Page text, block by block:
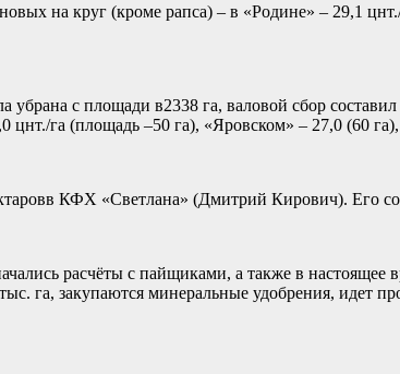
на круг (кроме рапса) – в «Родине» – 29,1
убрана с площади в2338 га, валовой сбор
га (площадь –50 га), «Яровском» – 27,0 (60
КФХ «Светлана» (Дмитрий Кирович). Его
расчёты с пайщиками, а также в
га, закупаются минеральные удобрения, идет